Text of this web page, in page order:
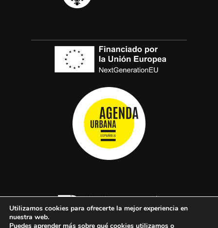
Utilizamos cookies para ofrecerte la mejor experiencia en
nuestra web.
Puedes aprender más sobre qué cookies utilizamos o